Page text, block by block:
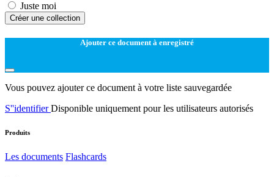
Juste moi
Créer une collection
Ajouter ce document à enregistré
Vous pouvez ajouter ce document à votre liste sauvegardée
S''identifierDisponible uniquement pour les utilisateurs autorisés
Produits
Les documents Flashcards